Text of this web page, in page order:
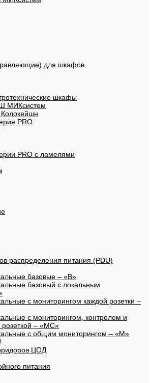
для шкафов
шкафы
МИКсистем
PRO
PRO с ламелями
распределения питания (PDU)
базовые – «В»
базовый с локальным
с мониторингом каждой розетки –
с мониторингом, контролем и
– «МС»
с общим мониторингом – «М»
ЦОД
питания